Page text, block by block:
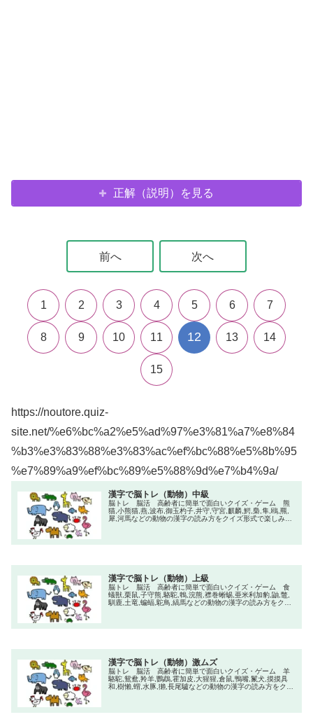
正解（説明）を見る
前へ 次へ
1 2 3 4 5 6 7
8 9 10 11 12 13 14
15
https://noutore.quiz-
site.net/%e6%bc%a2%e5%ad%97%e3%81%a7%e8%84
%b3%e3%83%88%e3%83%ac%ef%bc%88%e5%8b%95
%e7%89%a9%ef%bc%89%e5%88%9d%e7%b4%9a/
漢字で脳トレ（動物）中級
脳トレ 脳活 高齢者に簡単で面白いクイズ・ゲーム 熊
猫,小熊猫,燕,波布,御玉杓子,井守,守宮,麒麟,鰐,梟,隼,鴎,羆,
犀,河馬などの動物の漢字の読み方をクイズ形式で楽しみな
漢字で脳トレ（動物）上級
脳トレ 脳活 高齢者に簡単で面白いクイズ・ゲーム 食
蟻獣,栗鼠,子守熊,駱駝,鵯,浣熊,襟巻蜥蜴,亜米利加豹,鼬,鼈,
馴鹿,土竜,蝙蝠,駝鳥,縞馬などの動物の漢字の読み方をクイ
漢字で脳トレ（動物）激ムズ
脳トレ 脳活 高齢者に簡単で面白いクイズ・ゲーム 羊
駱駝,鴛鴦,羚羊,鸚鵡,霍加皮,大猩猩,倉鼠,鴨嘴,鬣犬,摸摸具
和,樹懶,蝟,水豚,獺,長尾驢などの動物の漢字の読み方をクイ